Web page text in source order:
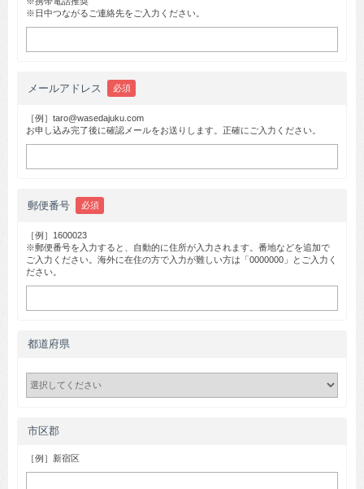
※日中つながるご連絡先をご入力ください。
メールアドレス 必須
［例］taro@wasedajuku.com
お申し込み完了後に確認メールをお送りします。正確にご入力ください。
郵便番号 必須
［例］1600023
※郵便番号を入力すると、自動的に住所が入力されます。番地などを追加で
ご入力ください。海外に在住の方で入力が難しい方は「0000000」とご入力く
ださい。
都道府県
市区郡
［例］新宿区